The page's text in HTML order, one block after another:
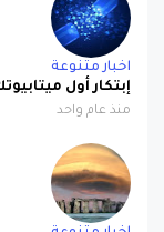
اخبار متنوعة
إبتكار أول
منذ عام واحد